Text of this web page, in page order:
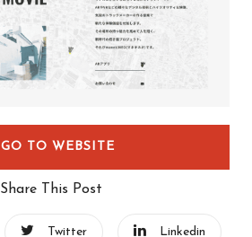
GO TO WEBSITE
Share This Post
Twitter Linkedin